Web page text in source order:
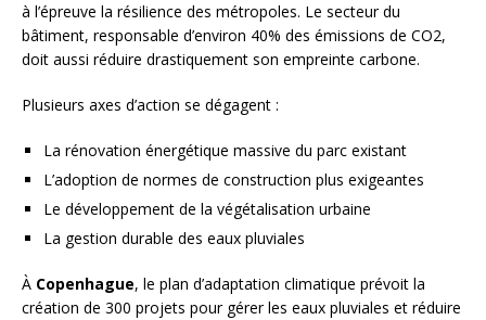
à l’épreuve la résilience des métropoles. Le secteur du
bâtiment, responsable d’environ 40% des émissions de CO2,
doit aussi réduire drastiquement son empreinte carbone.
Plusieurs axes d’action se dégagent :
La rénovation énergétique massive du parc existant
L’adoption de normes de construction plus exigeantes
Le développement de la végétalisation urbaine
La gestion durable des eaux pluviales
À Copenhague, le plan d’adaptation climatique prévoit la
création de 300 projets pour gérer les eaux pluviales et réduire